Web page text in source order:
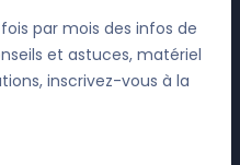
par mois des infos de
et astuces, matériel
inscrivez-vous à la